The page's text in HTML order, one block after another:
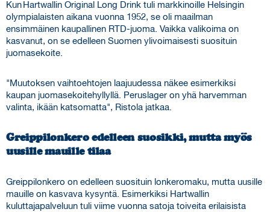
Kun Hartwallin Original Long Drink tuli markkinoille Helsingin
olympialaisten aikana vuonna 1952, se oli maailman
ensimmäinen kaupallinen RTD-juoma. Vaikka valikoima on
kasvanut, on se edelleen Suomen ylivoimaisesti suosituin
juomasekoite.
"Muutoksen vaihtoehtojen laajuudessa näkee esimerkiksi
kaupan juomasekoitehyllyllä. Peruslager on yhä harvemman
valinta, ikään katsomatta", Ristola jatkaa.
Greippilonkero edelleen suosikki, mutta myös
uusille mauille tilaa
Greippilonkero on edelleen suosituin lonkeromaku, mutta uusille
mauille on kasvava kysyntä. Esimerkiksi Hartwallin
kuluttajapalveluun tuli viime vuonna satoja toiveita erilaisista